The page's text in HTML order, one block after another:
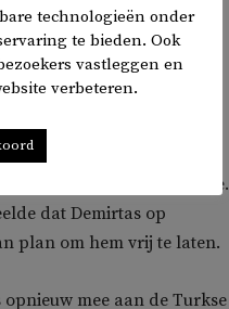
zondag
tijdens diens
Hij reageerde hier
twitterde hij.
van terrorisme.
dat Demirtas op
plan om hem vrij te laten.
mee aan de Turkse
technologieën onder
te bieden. Ook
vastleggen en
verbeteren.